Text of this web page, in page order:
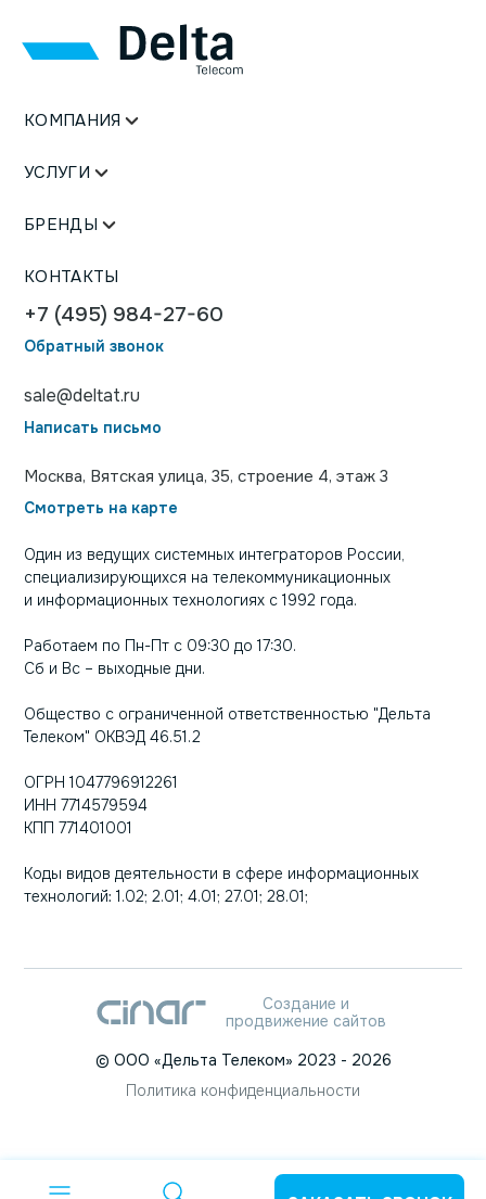
КОМПАНИЯ
УСЛУГИ
БРЕНДЫ
КОНТАКТЫ
+7 (495) 984-27-60
Обратный звонок
sale@deltat.ru
Написать письмо
Москва, Вятская улица, 35, строение 4, этаж 3
Смотреть на карте
Один из ведущих системных интеграторов России,
специализирующихся на телекоммуникационных
и информационных технологиях с 1992 года.
Работаем по Пн-Пт с 09:30 до 17:30.
Сб и Вс – выходные дни.
Общество с ограниченной ответственностью "Дельта
Телеком" ОКВЭД 46.51.2
ОГРН 1047796912261
ИНН 7714579594
КПП 771401001
Коды видов деятельности в сфере информационных
технологий: 1.02; 2.01; 4.01; 27.01; 28.01;
Создание и
продвижение сайтов
© ООО «Дельта Телеком» 2023 - 2026
Политика конфиденциальности